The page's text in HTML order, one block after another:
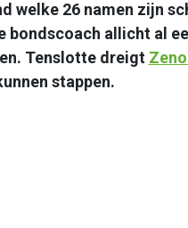
welke 26 namen zijn
bondscoach allicht al
Tenslotte dreigt
stappen.